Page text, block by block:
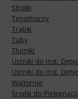
Stroiki
Tenorhorny
Trąbki
Tuby
Tłumiki
Ustniki do Inst.
Ustniki do Inst.
Waltornie
Środki do